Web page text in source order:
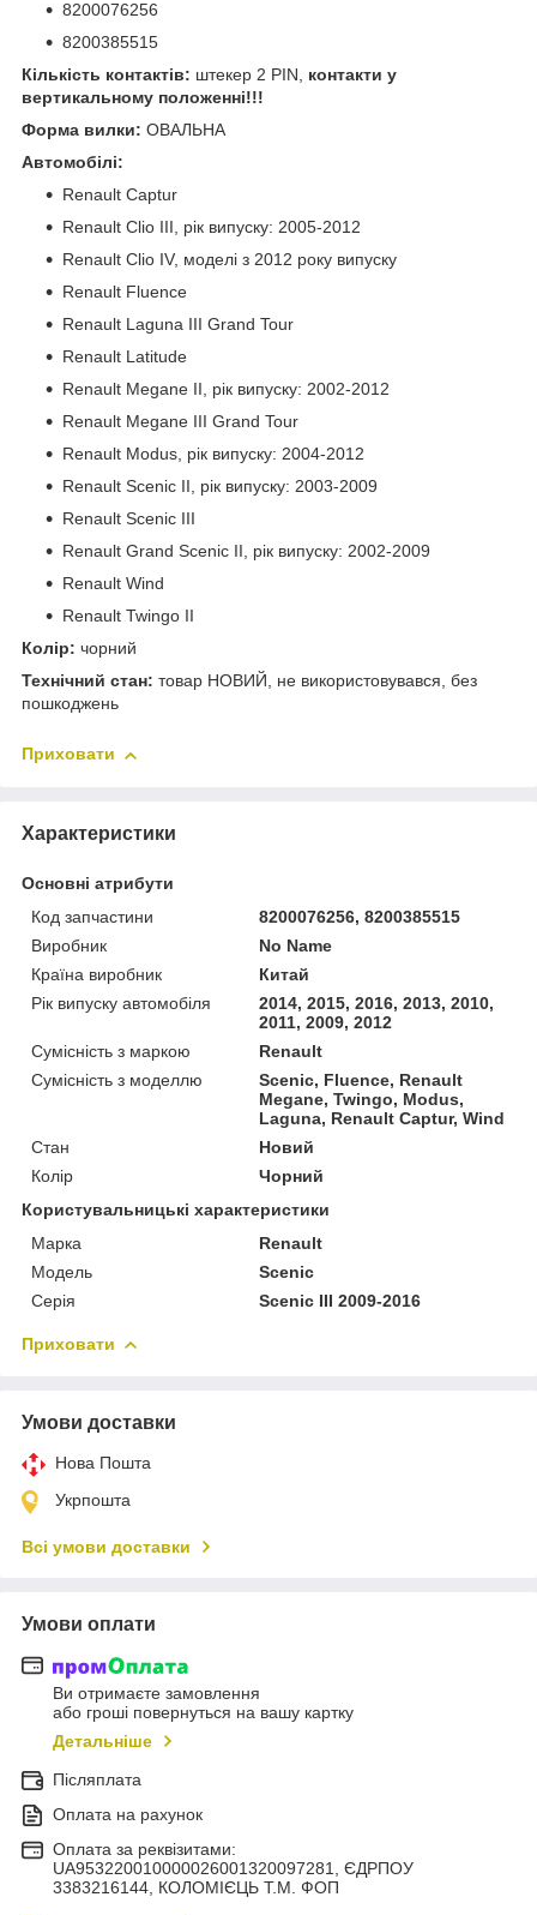
8200076256
8200385515
Кількість контактів: штекер 2 PIN, контакти у
вертикальному положенні!!!
Форма вилки: ОВАЛЬНА
Автомобілі:
Renault Captur
Renault Clio III, рік випуску: 2005-2012
Renault Clio IV, моделі з 2012 року випуску
Renault Fluence
Renault Laguna III Grand Tour
Renault Latitude
Renault Megane II, рік випуску: 2002-2012
Renault Megane III Grand Tour
Renault Modus, рік випуску: 2004-2012
Renault Scenic II, рік випуску: 2003-2009
Renault Scenic III
Renault Grand Scenic II, рік випуску: 2002-2009
Renault Wind
Renault Twingo II
Колір: чорний
Технічний стан: товар НОВИЙ, не використовувався, без
пошкоджень
Приховати
Характеристики
Основні атрибути
Код запчастини
8200076256, 8200385515
Виробник
No Name
Країна виробник
Китай
Рік випуску автомобіля
2014, 2015, 2016, 2013, 2010,
2011, 2009, 2012
Сумісність з маркою
Renault
Сумісність з моделлю
Scenic, Fluence, Renault
Megane, Twingo, Modus,
Laguna, Renault Captur, Wind
Стан
Новий
Колір
Чорний
Користувальницькі характеристики
Марка
Renault
Мoдель
Scenic
Серія
Scenic III 2009-2016
Приховати
Умови доставки
Нова Пошта
Укрпошта
Всі умови доставки
Умови оплати
Ви отримаєте замовлення
або гроші повернуться на вашу картку
Детальніше
Післяплата
Оплата на рахунок
Оплата за реквізитами:
UA953220010000026001320097281, ЄДРПОУ
3383216144, КОЛОМIЄЦЬ Т.М. ФОП